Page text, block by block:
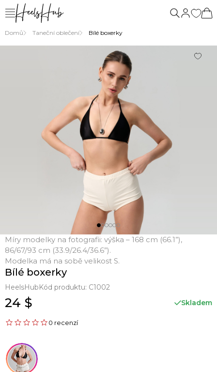
Domů Taneční oblečení Bílé boxerky
Míry modelky na fotografii: výška – 168 cm (66.1”),
86/67/93 cm (33.9/26.4/36.6”).
Modelka má na sobě velikost S.
Bílé boxerky
HeelsHubKód produktu: C1002
24 $ Skladem
0 recenzí